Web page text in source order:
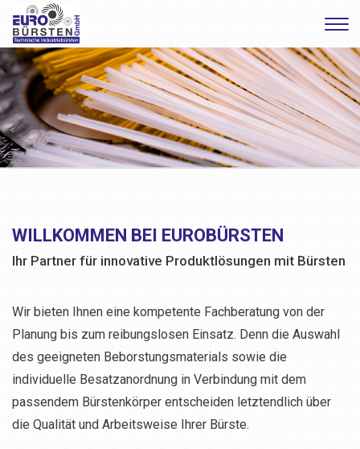
WILLKOMMEN BEI EUROBÜRSTEN
Ihr Partner für innovative Produktlösungen mit Bürsten
Wir bieten Ihnen eine kompetente Fachberatung von der
Planung bis zum reibungslosen Einsatz. Denn die Auswahl
des geeigneten Beborstungsmaterials sowie die
individuelle Besatzanordnung in Verbindung mit dem
passendem Bürstenkörper entscheiden letztendlich über
die Qualität und Arbeitsweise Ihrer Bürste.